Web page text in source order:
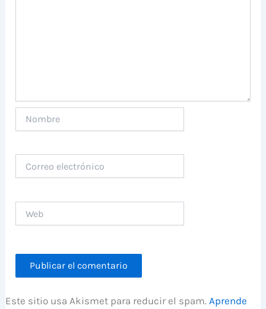
electrónico
Este sitio usa Akismet para reducir el spam.Aprende